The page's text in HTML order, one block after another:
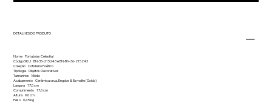
DETALHES DO PRODUTO
Nome Porta joias Celestial
Código SKU BN-35-215243 e BN-BN-36-215243
Coleção Cotidiano Poético
Tipologia Objetos Decorativos
Tamanhos Médio
Acabamento Cerâmica crua, Engobe & Esmalte (Oxido)
Largura 17,0 cm
Comprimento 17,0 cm
Altura 9,0 cm
Peso 0,45 kg